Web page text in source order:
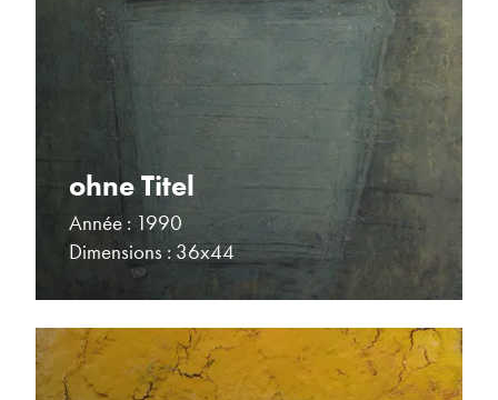
ohne Titel
Année : 1990
Dimensions : 36x44